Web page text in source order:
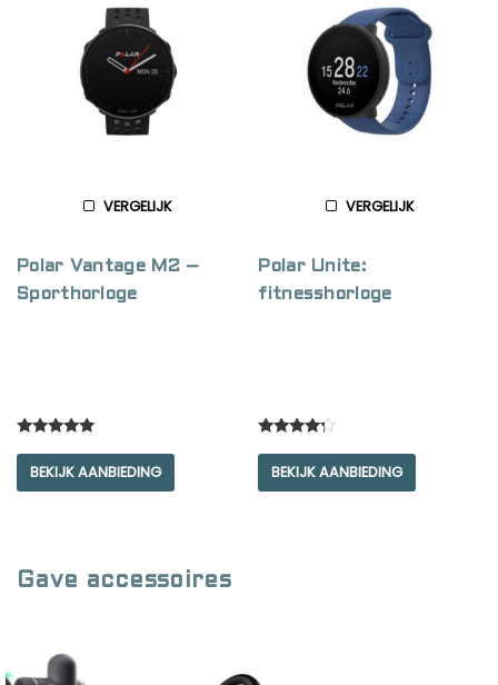
VERGELIJK
Polar Vantage M2 –
Sporthorloge
out of 5
BEKIJK AANBIEDING
VERGELIJK
Polar Unite:
fitnesshorloge
out of 5
BEKIJK AANBIEDING
Gave accessoires